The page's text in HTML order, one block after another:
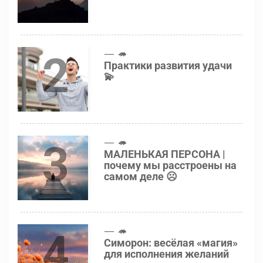
2
🦔
Практики развития удачи
💫
3 🦔
МАЛЕНЬКАЯ ПЕРСОНА |
почему мы расстроены на
самом деле ☹️
🦔
Симорон: весёлая «магия»
для исполнения желаний